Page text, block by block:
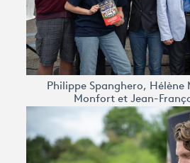
Philippe Spanghero, Hélène
Monfort et Jean-